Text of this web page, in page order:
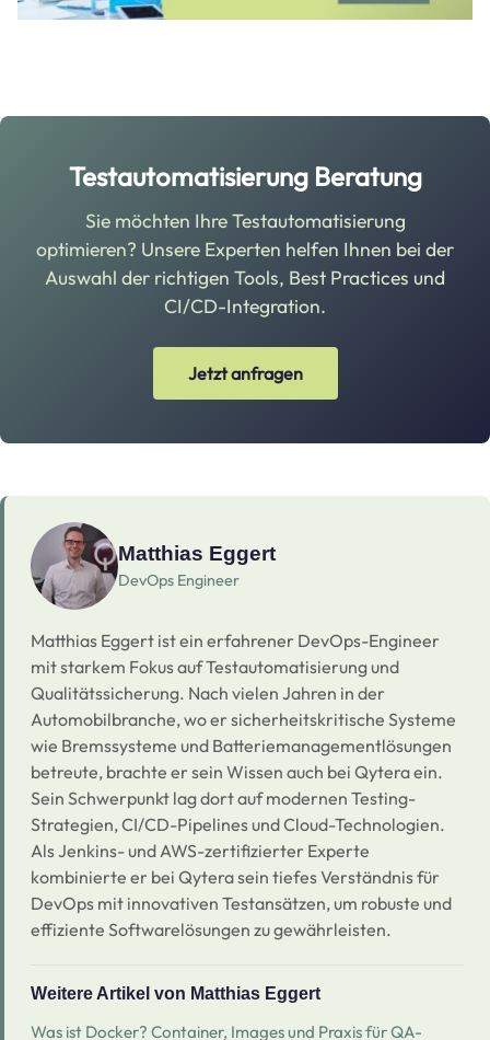
Testautomatisierung Beratung
Sie möchten Ihre Testautomatisierung
optimieren? Unsere Experten helfen Ihnen bei der
Auswahl der richtigen Tools, Best Practices und
CI/CD-Integration.
Jetzt anfragen
Matthias Eggert
DevOps Engineer
Matthias Eggert ist ein erfahrener DevOps-Engineer
mit starkem Fokus auf Testautomatisierung und
Qualitätssicherung. Nach vielen Jahren in der
Automobilbranche, wo er sicherheitskritische Systeme
wie Bremssysteme und Batteriemanagementlösungen
betreute, brachte er sein Wissen auch bei Qytera ein.
Sein Schwerpunkt lag dort auf modernen Testing-
Strategien, CI/CD-Pipelines und Cloud-Technologien.
Als Jenkins- und AWS-zertifizierter Experte
kombinierte er bei Qytera sein tiefes Verständnis für
DevOps mit innovativen Testansätzen, um robuste und
effiziente Softwarelösungen zu gewährleisten.
Weitere Artikel von Matthias Eggert
Was ist Docker? Container, Images und Praxis für QA-